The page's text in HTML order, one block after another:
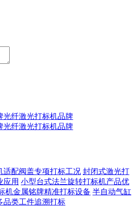
光纤激光打标机品牌
光纤激光打标机品牌
适配阀盖专项打标工况 封闭式激光打
应用 小型台式法兰旋转打标机产品优
机金属铭牌精准打标设备 半自动气缸
品类工件追溯打标